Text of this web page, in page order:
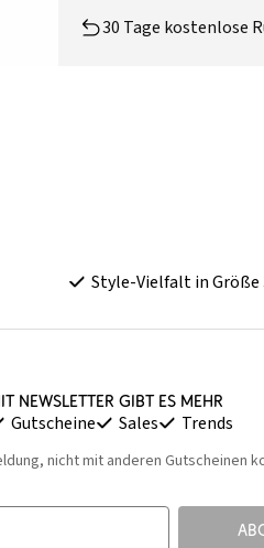
30 Tage kostenlose
Style-Vielfalt in Größe
Newsletter gibt es mehr
Gutscheine Sales Trends
nicht mit anderen Gutscheinen